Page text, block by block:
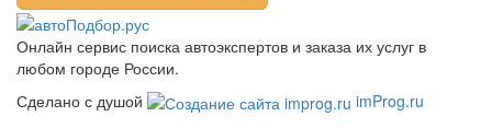
Онлайн сервис поиска автоэкспертов и заказа их услуг в
любом городе России.
Сделано с душой
imProg.ru